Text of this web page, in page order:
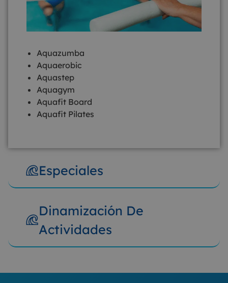
Especiales
Dinamización De
Actividades
Aquazumba
Aquaerobic
Aquastep
Aquagym
Aquafit Board
Aquafit Pilates